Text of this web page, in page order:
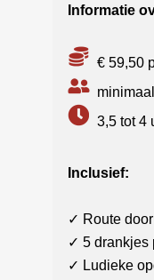
Informatie
€ 59,50
minimaal
3,5 tot 4
Inclusief:
✓ Route
✓ 5 drankjes
✓ Ludieke